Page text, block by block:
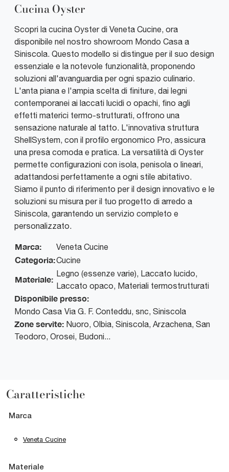
Cucina Oyster
Scopri la cucina Oyster di Veneta Cucine, ora
disponibile nel nostro showroom Mondo Casa a
Siniscola. Questo modello si distingue per il suo design
essenziale e la notevole funzionalità, proponendo
soluzioni all'avanguardia per ogni spazio culinario.
L'anta piana e l'ampia scelta di finiture, dai legni
contemporanei ai laccati lucidi o opachi, fino agli
effetti materici termo-strutturati, offrono una
sensazione naturale al tatto. L'innovativa struttura
ShellSystem, con il profilo ergonomico Pro, assicura
una presa comoda e pratica. La versatilità di Oyster
permette configurazioni con isola, penisola o lineari,
adattandosi perfettamente a ogni stile abitativo.
Siamo il punto di riferimento per il design innovativo e le
soluzioni su misura per il tuo progetto di arredo a
Siniscola, garantendo un servizio completo e
personalizzato.
Marca: Veneta Cucine
Categoria:Cucine
Materiale:
Legno (essenze varie), Laccato lucido,
Laccato opaco, Materiali termostrutturati
Disponibile presso:
Mondo Casa Via G. F. Conteddu, snc, Siniscola
Zone servite: Nuoro, Olbia, Siniscola, Arzachena, San
Teodoro, Orosei, Budoni...
Caratteristiche
Marca
Veneta Cucine
Materiale